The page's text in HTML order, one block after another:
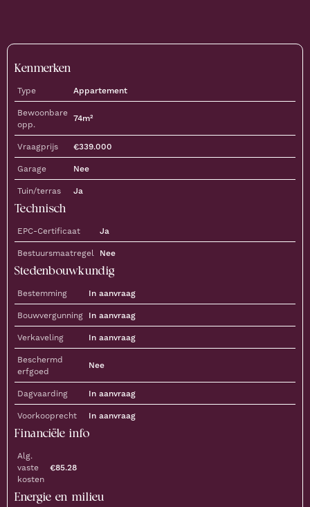
Kenmerken
Type Appartement
Bewoonbare
opp.
74m²
Vraagprijs €339.000
Garage Nee
Tuin/terras Ja
Technisch
EPC-Certificaat Ja
Bestuursmaatregel Nee
Stedenbouwkundig
Bestemming In aanvraag
Bouwvergunning In aanvraag
Verkaveling In aanvraag
Beschermd
erfgoed
Nee
Dagvaarding In aanvraag
Voorkooprecht In aanvraag
Financiële info
Alg.
vaste
kosten
€85.28
Energie en milieu